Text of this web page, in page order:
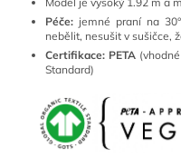
Péče: jemné praní na
nebělit, nesušit v sušičce,
Certifikace: PETA
Standard)